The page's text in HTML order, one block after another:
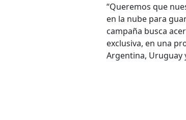
“Queremos que
en la nube para
campaña busca
exclusiva, en una
Argentina, Uruguay